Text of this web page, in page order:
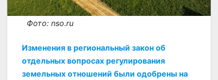
Фото: nso.ru
Изменения в региональный закон об
отдельных вопросах регулирования
земельных отношений были одобрены на